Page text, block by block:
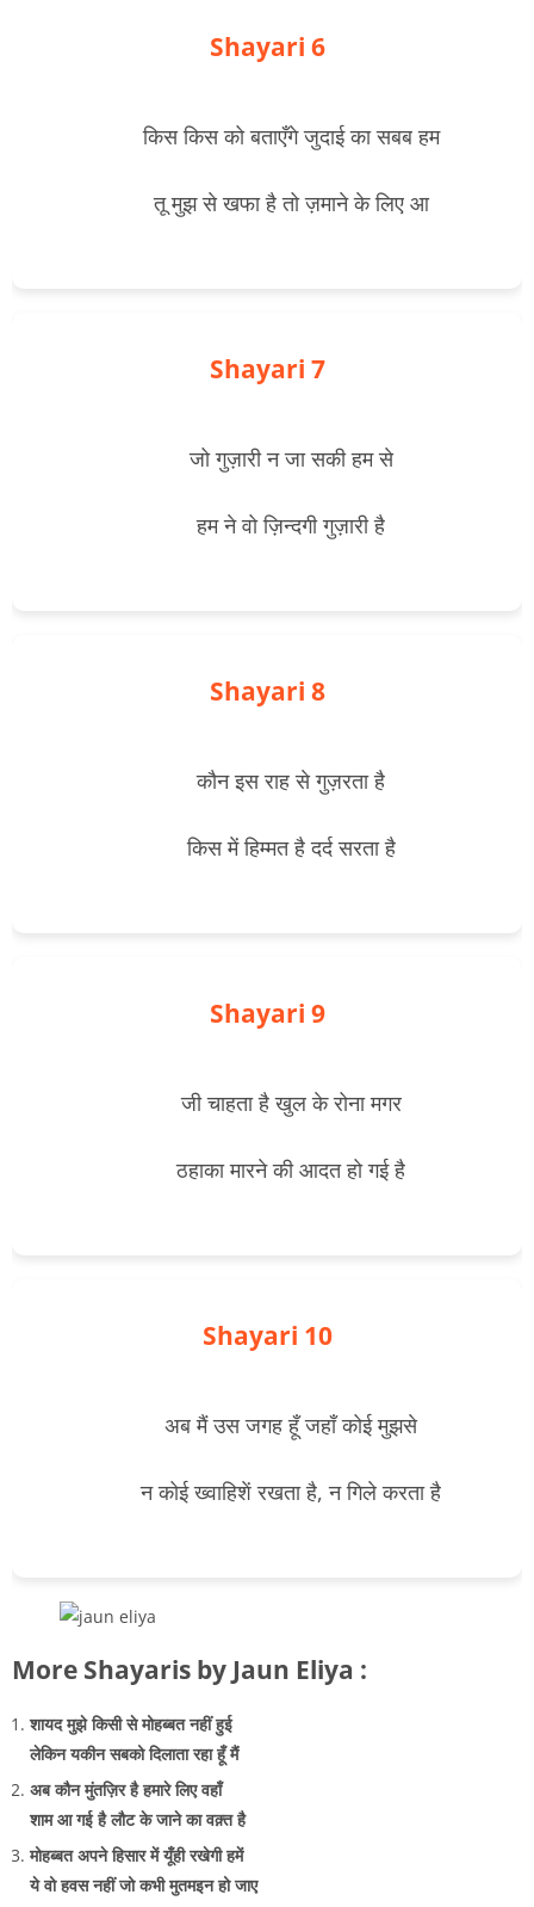
Shayari 6
        किस किस को बताएँगे जुदाई का सबब हम
        तू मुझ से खफा है तो ज़माने के लिए आ
Shayari 7
        जो गुज़ारी न जा सकी हम से
        हम ने वो ज़िन्दगी गुज़ारी है
Shayari 8
        कौन इस राह से गुज़रता है
        किस में हिम्मत है दर्द सरता है
Shayari 9
        जी चाहता है खुल के रोना मगर
        ठहाका मारने की आदत हो गई है
Shayari 10
        अब मैं उस जगह हूँ जहाँ कोई मुझसे
        न कोई ख्वाहिशें रखता है, न गिले करता है
More Shayaris by Jaun Eliya :
शायद मुझे किसी से मोहब्बत नहीं हुई
लेकिन यकीन सबको दिलाता रहा हूँ मैं
अब कौन मुंतज़िर है हमारे लिए वहाँ
शाम आ गई है लौट के जाने का वक़्त है
मोहब्बत अपने हिसार में यूँही रखेगी हमें
ये वो हवस नहीं जो कभी मुतमइन हो जाए